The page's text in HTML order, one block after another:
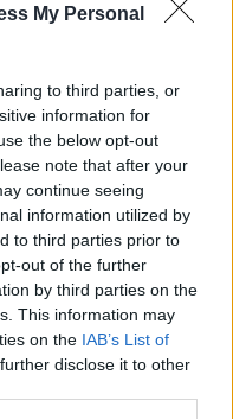
My Personal
to third parties, or
information for
the below opt-out
note that after your
continue seeing
information utilized by
to third parties prior to
out of the further
by third parties on the
This information may
on the IAB’s List of
disclose it to other
στην πλατεία
δυνάμεις έκαναν
ενώ το ίδιο έγινε